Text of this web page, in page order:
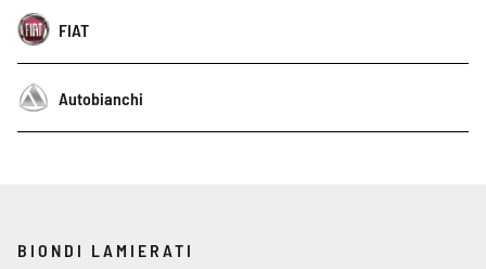
FIAT
Autobianchi
BIONDI LAMIERATI